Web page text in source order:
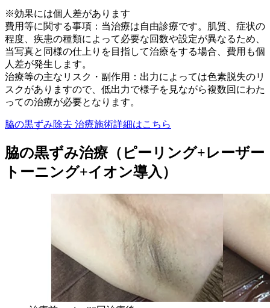
※効果には個人差があります
費用等に関する事項：当治療は自由診療です。肌質、症状の
程度、疾患の種類によって必要な回数や設定が異なるため、
当写真と同様の仕上りを目指して治療をする場合、費用も個
人差が発生します。
治療等の主なリスク・副作用：出力によっては色素脱失のリ
スクがありますので、低出力で様子を見ながら複数回にわた
っての治療が必要となります。
脇の黒ずみ除去 治療施術詳細はこちら
脇の黒ずみ治療（ピーリング+レーザー
トーニング+イオン導入）